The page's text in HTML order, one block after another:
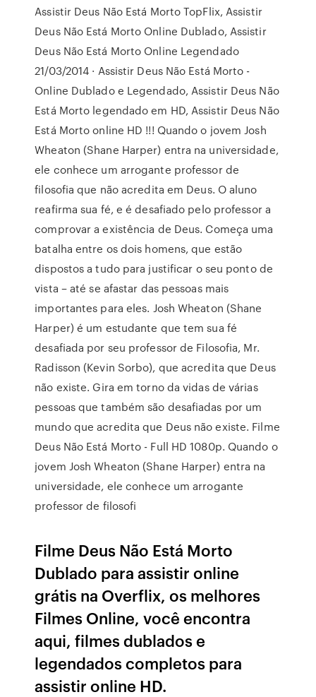
Assistir Deus Não Está Morto TopFlix, Assistir
Deus Não Está Morto Online Dublado, Assistir
Deus Não Está Morto Online Legendado
21/03/2014 · Assistir Deus Não Está Morto -
Online Dublado e Legendado, Assistir Deus Não
Está Morto legendado em HD, Assistir Deus Não
Está Morto online HD !!! Quando o jovem Josh
Wheaton (Shane Harper) entra na universidade,
ele conhece um arrogante professor de
filosofia que não acredita em Deus. O aluno
reafirma sua fé, e é desafiado pelo professor a
comprovar a existência de Deus. Começa uma
batalha entre os dois homens, que estão
dispostos a tudo para justificar o seu ponto de
vista – até se afastar das pessoas mais
importantes para eles. Josh Wheaton (Shane
Harper) é um estudante que tem sua fé
desafiada por seu professor de Filosofia, Mr.
Radisson (Kevin Sorbo), que acredita que Deus
não existe. Gira em torno da vidas de várias
pessoas que também são desafiadas por um
mundo que acredita que Deus não existe. Filme
Deus Não Está Morto - Full HD 1080p. Quando o
jovem Josh Wheaton (Shane Harper) entra na
universidade, ele conhece um arrogante
professor de filosofi
Filme Deus Não Está Morto
Dublado para assistir online
grátis na Overflix, os melhores
Filmes Online, você encontra
aqui, filmes dublados e
legendados completos para
assistir online HD.